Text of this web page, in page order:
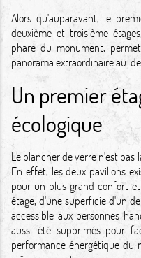
Alors qu'auparavant, le
deuxième et troisième
phare du monument,
panorama extraordinaire au-
Un premier
écologique
Le plancher de verre n'est pas
En effet, les deux pavillons
pour un plus grand confort
étage, d'une superficie d'un
accessible aux personnes
aussi été supprimés pour
performance énergétique du